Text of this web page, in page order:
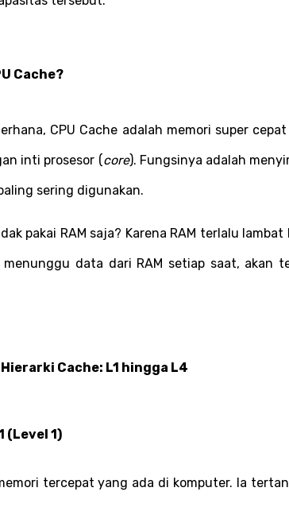
Cache?
CPU Cache adalah memori super
inti prosesor (core). Fungsinya adalah
sering digunakan.
pakai RAM saja? Karena RAM terlalu
menunggu data dari RAM setiap saat, akan
Cache: L1 hingga L4
(Level 1)
tercepat yang ada di komputer. Ia